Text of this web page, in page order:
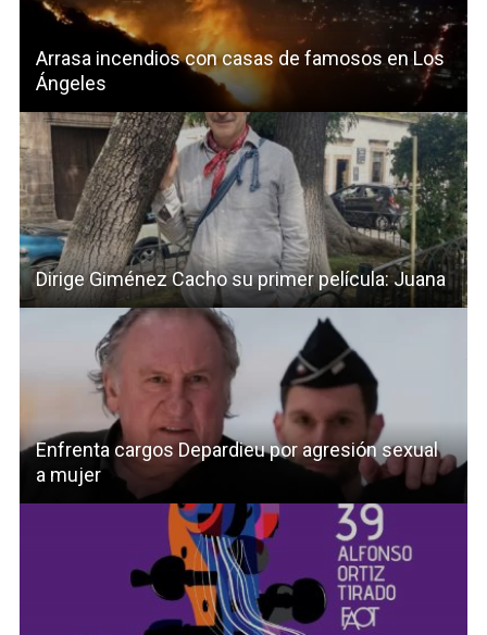
Arrasa incendios con casas de famosos en Los
Ángeles
Dirige Giménez Cacho su primer película: Juana
Enfrenta cargos Depardieu por agresión sexual
a mujer